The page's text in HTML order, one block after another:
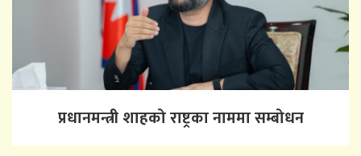
प्रधानमन्त्री शाहको राष्ट्रका नाममा सम्बोधन